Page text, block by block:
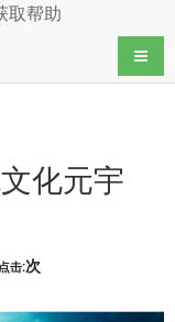
取帮助
导航
化元宇
点击:次